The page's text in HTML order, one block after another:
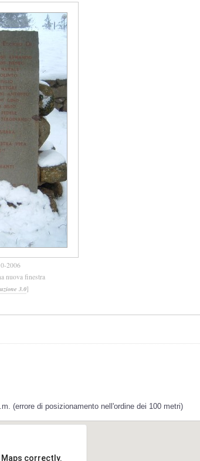
2006
nuova finestra
3.0]
(errore di posizionamento nell'ordine dei 100 metri)
Maps correctly.